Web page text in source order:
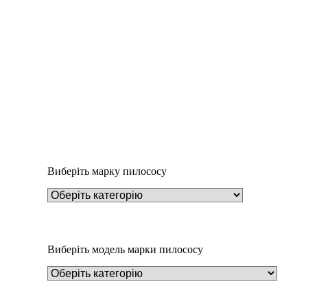
Виберіть марку пилососу
Виберіть модель марки пилососу